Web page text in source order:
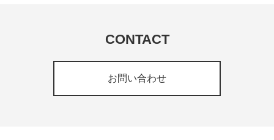
CONTACT
お問い合わせ